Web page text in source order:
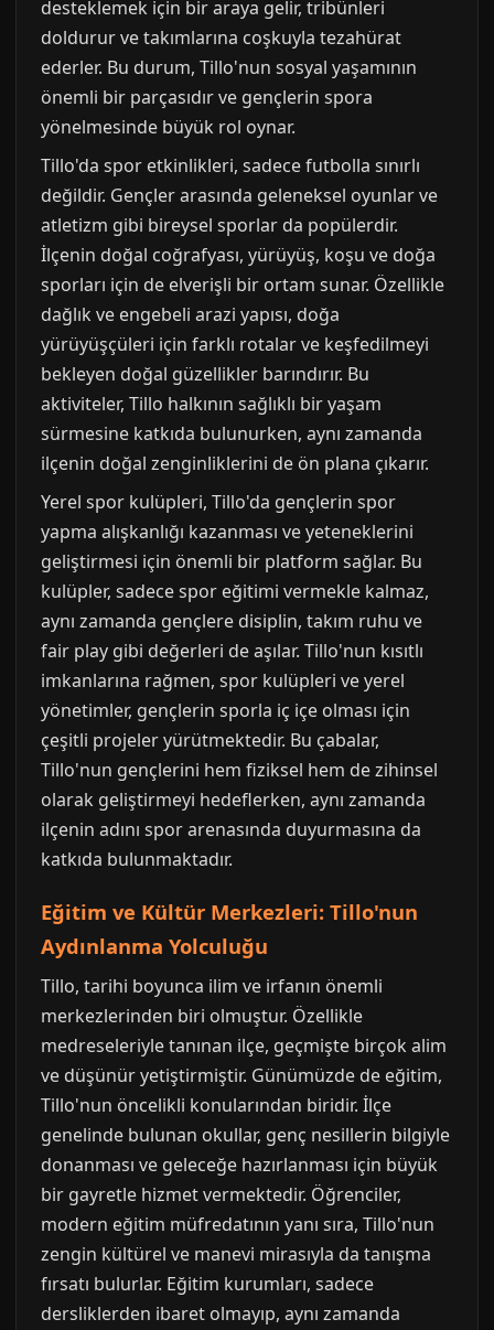
desteklemek için bir araya gelir, tribünleri
doldurur ve takımlarına coşkuyla tezahürat
ederler. Bu durum, Tillo'nun sosyal yaşamının
önemli bir parçasıdır ve gençlerin spora
yönelmesinde büyük rol oynar.
Tillo'da spor etkinlikleri, sadece futbolla sınırlı
değildir. Gençler arasında geleneksel oyunlar ve
atletizm gibi bireysel sporlar da popülerdir.
İlçenin doğal coğrafyası, yürüyüş, koşu ve doğa
sporları için de elverişli bir ortam sunar. Özellikle
dağlık ve engebeli arazi yapısı, doğa
yürüyüşçüleri için farklı rotalar ve keşfedilmeyi
bekleyen doğal güzellikler barındırır. Bu
aktiviteler, Tillo halkının sağlıklı bir yaşam
sürmesine katkıda bulunurken, aynı zamanda
ilçenin doğal zenginliklerini de ön plana çıkarır.
Yerel spor kulüpleri, Tillo'da gençlerin spor
yapma alışkanlığı kazanması ve yeteneklerini
geliştirmesi için önemli bir platform sağlar. Bu
kulüpler, sadece spor eğitimi vermekle kalmaz,
aynı zamanda gençlere disiplin, takım ruhu ve
fair play gibi değerleri de aşılar. Tillo'nun kısıtlı
imkanlarına rağmen, spor kulüpleri ve yerel
yönetimler, gençlerin sporla iç içe olması için
çeşitli projeler yürütmektedir. Bu çabalar,
Tillo'nun gençlerini hem fiziksel hem de zihinsel
olarak geliştirmeyi hedeflerken, aynı zamanda
ilçenin adını spor arenasında duyurmasına da
katkıda bulunmaktadır.
Eğitim ve Kültür Merkezleri: Tillo'nun
Aydınlanma Yolculuğu
Tillo, tarihi boyunca ilim ve irfanın önemli
merkezlerinden biri olmuştur. Özellikle
medreseleriyle tanınan ilçe, geçmişte birçok alim
ve düşünür yetiştirmiştir. Günümüzde de eğitim,
Tillo'nun öncelikli konularından biridir. İlçe
genelinde bulunan okullar, genç nesillerin bilgiyle
donanması ve geleceğe hazırlanması için büyük
bir gayretle hizmet vermektedir. Öğrenciler,
modern eğitim müfredatının yanı sıra, Tillo'nun
zengin kültürel ve manevi mirasıyla da tanışma
fırsatı bulurlar. Eğitim kurumları, sadece
dersliklerden ibaret olmayıp, aynı zamanda